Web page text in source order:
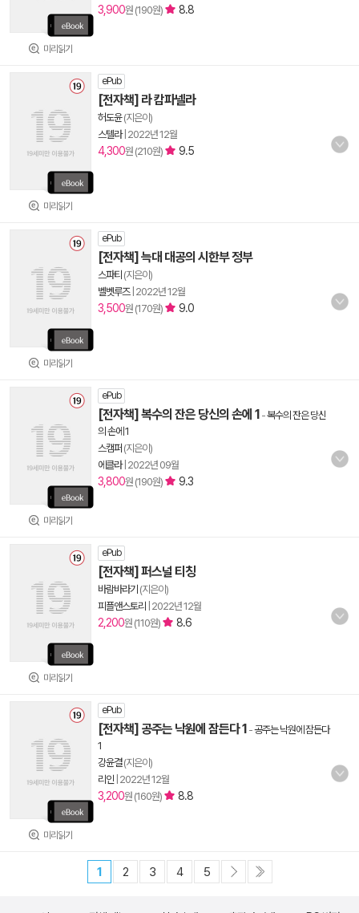
미리읽기
3,900원 (190원) 8.8
미리읽기
ePub
[전자책] 라 캄파넬라
허도윤(지은이)
스텔라| 2022년 12월
4,300원 (210원) 9.5
미리읽기
ePub
[전자책] 늑대 대공의 시한부 정부
스파티 (지은이)
벨벳루즈| 2022년 12월
3,500원 (170원) 9.0
미리읽기
ePub
[전자책] 복수의 잔은 당신의 손에 1 -복수의 잔은 당신
의 손에 1
스캠퍼 (지은이)
에클라| 2022년 09월
3,800원 (190원) 9.3
미리읽기
ePub
[전자책] 퍼스널 티칭
바람바라기 (지은이)
피플앤스토리
2022년 12월
2,200원 (110원) 8.6
미리읽기
ePub
[전자책] 공주는 낙원에 잠든다 1 -공주는 낙원에 잠든다
1
강윤결(지은이)
리인 2022년 12월
3,200원 (160원) 8.8
1 2 3 4 5